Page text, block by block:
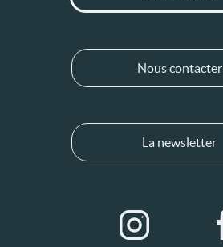
Nous contacter
La newsletter